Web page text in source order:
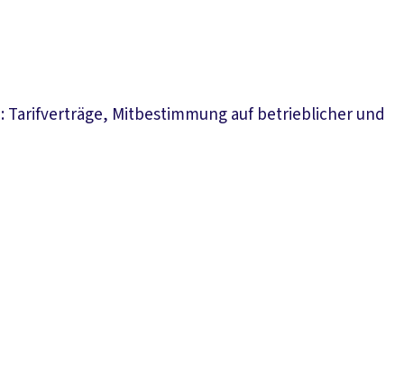
Tarifverträge, Mitbestimmung auf betrieblicher und